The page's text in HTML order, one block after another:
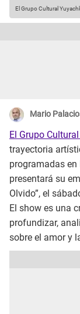
El Grupo Cultural
Mario
El Grupo
trayectoria
programadas
presentará su
Olvido”, el
El show es una
profundizar,
sobre el amor y